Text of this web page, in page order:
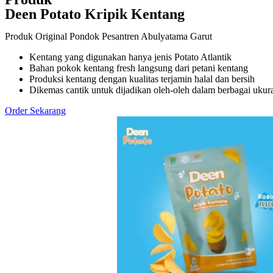
Deen Potato Kripik Kentang
Produk Original Pondok Pesantren Abulyatama Garut
Kentang yang digunakan hanya jenis Potato Atlantik
Bahan pokok kentang fresh langsung dari petani kentang
Produksi kentang dengan kualitas terjamin halal dan bersih
Dikemas cantik untuk dijadikan oleh-oleh dalam berbagai
Order Sekarang